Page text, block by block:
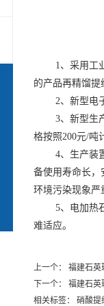
1、采用工业
的产品再精馏提
2、新型电子
3、新型生产
格按照200元/吨
4、生产装置
备使用寿命长，
环境污染现象严
5、电加热石
难适应。
上一个：
福建石英
下一个：
福建石英
相关标签： 硝酸